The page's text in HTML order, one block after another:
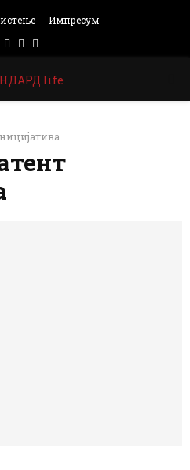
Импресум
Facebook
Instagram
Email